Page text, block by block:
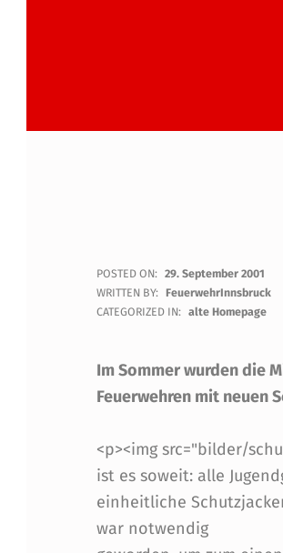
N
E
U
E
S
C
H
POSTED ON: 29. September 2001
WRITTEN BY: FeuerwehrInnsbruck
CATEGORIZED IN: alte Homepage
Im Sommer wurden die
Feuerwehren mit neuen
<p><img src="bilder/
ist es soweit: alle
einheitliche
war notwendig